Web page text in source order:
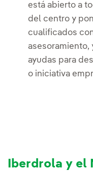
está abierto a
del centro y
cualificados
asesoramiento,
ayudas para
o iniciativa
Iberdrola y el